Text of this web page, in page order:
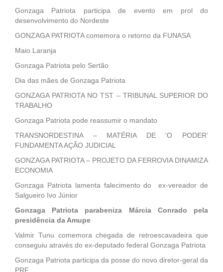
Gonzaga Patriota participa de evento em prol do
desenvolvimento do Nordeste
GONZAGA PATRIOTA comemora o retorno da FUNASA
Maio Laranja
Gonzaga Patriota pelo Sertão
Dia das mães de Gonzaga Patriota
GONZAGA PATRIOTA NO TST – TRIBUNAL SUPERIOR DO
TRABALHO
Gonzaga Patriota pode reassumir o mandato
TRANSNORDESTINA – MATÉRIA DE ‘O PODER’
FUNDAMENTA AÇÃO JUDICIAL
GONZAGA PATRIOTA – PROJETO DA FERROVIA DINAMIZA
ECONOMIA
Gonzaga Patriota lamenta falecimento do ex-vereador de
Salgueiro Ivo Júnior
Gonzaga Patriota parabeniza Márcia Conrado pela
presidência da Amupe
Valmir Tunu comemora chegada de retroescavadeira que
conseguiu através do ex-deputado federal Gonzaga Patriota
Gonzaga Patriota participa da posse do novo diretor-geral da
PRF